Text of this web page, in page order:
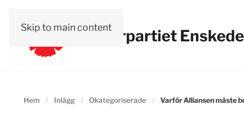
Skip to main contentVänsterpartiet Enskede
Hem Inlägg Okategoriserade Varför Alliansen måste